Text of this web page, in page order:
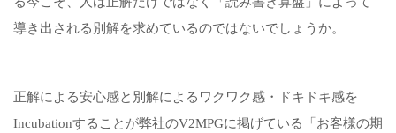
導き出される別解を求めているのではないでしょうか。
正解による安心感と別解によるワクワク感・ドキドキ感を
Incubationすることが弊社のV2MPGに掲げている「お客様の期